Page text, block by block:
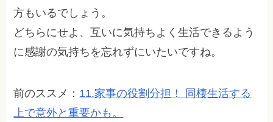
方もいるでしょう。
どちらにせよ、互いに気持ちよく生活できるよう
に感謝の気持ちを忘れずにいたいですね。
前のススメ： 11.家事の役割分担！ 同棲生活する
上で意外と重要かも。